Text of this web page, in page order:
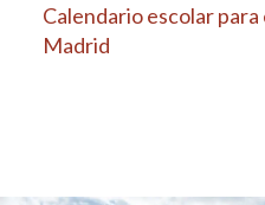
Calendario escolar
Madrid